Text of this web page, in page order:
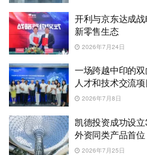
开利与京东达成
新零售生态
2026年7月24日
一场跨越中印的
人才和技术交流项
2026年7月8日
凯德投资成功设
外资同类产品首位
2026年7月25日